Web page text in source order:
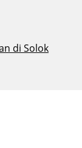
di Solok